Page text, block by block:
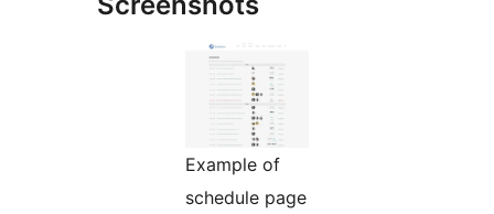
Example of
schedule page